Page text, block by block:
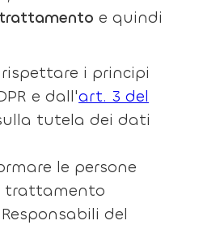
e quindi
i principi
e dall'art. 3 del
tutela dei dati
le persone
trattamento
del